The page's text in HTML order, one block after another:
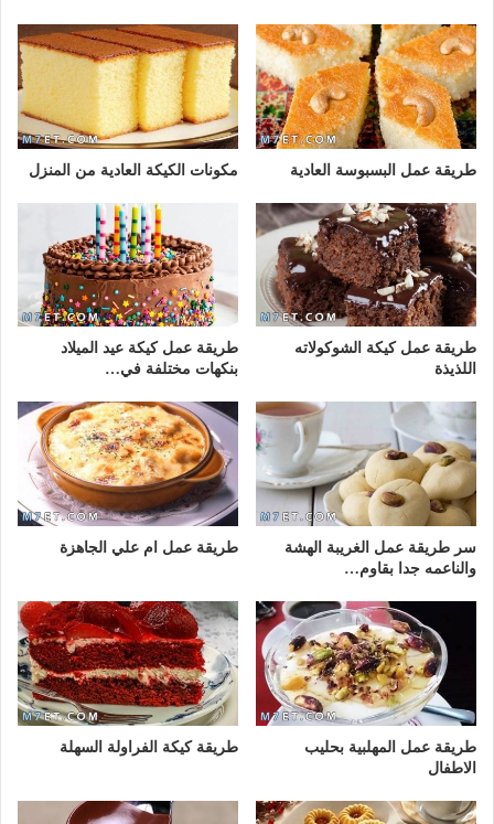
طريقة عمل البسبوسة العادية مكونات الكيكة العادية من المنزل
طريقة عمل كيكة الشوكولاته
اللذيذة
طريقة عمل كيكة عيد الميلاد
بنكهات مختلفة في…
سر طريقة عمل الغريبة الهشة
والناعمه جدا بقاوم…
طريقة عمل ام علي الجاهزة
طريقة عمل المهلبية بحليب
الاطفال
طريقة كيكة الفراولة السهلة